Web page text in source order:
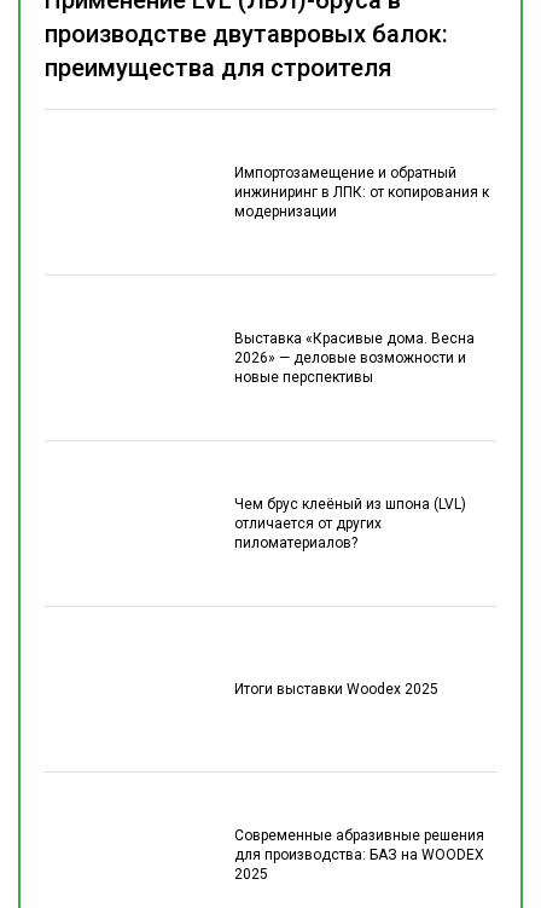
Импортозамещение и обратный
инжиниринг в ЛПК: от копирования к
модернизации
Выставка «Красивые дома. Весна
2026» — деловые возможности и
новые перспективы
Чем брус клеёный из шпона (LVL)
отличается от других
пиломатериалов?
Итоги выставки Woodex 2025
Современные абразивные решения
для производства: БАЗ на WOODEX
2025
производстве двутавровых балок:
преимущества для строителя